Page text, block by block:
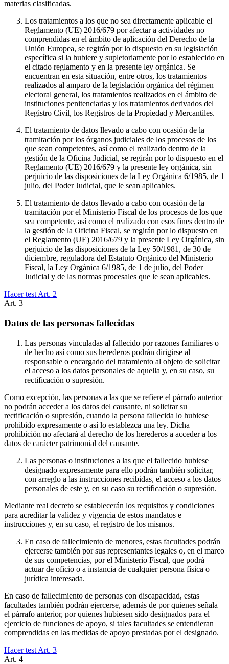
materias clasificadas.
Los tratamientos a los que no sea directamente aplicable el
Reglamento (UE) 2016/679 por afectar a actividades no
comprendidas en el ámbito de aplicación del Derecho de la
Unión Europea, se regirán por lo dispuesto en su legislación
específica si la hubiere y supletoriamente por lo establecido en
el citado reglamento y en la presente ley orgánica. Se
encuentran en esta situación, entre otros, los tratamientos
realizados al amparo de la legislación orgánica del régimen
electoral general, los tratamientos realizados en el ámbito de
instituciones penitenciarias y los tratamientos derivados del
Registro Civil, los Registros de la Propiedad y Mercantiles.
El tratamiento de datos llevado a cabo con ocasión de la
tramitación por los órganos judiciales de los procesos de los
que sean competentes, así como el realizado dentro de la
gestión de la Oficina Judicial, se regirán por lo dispuesto en el
Reglamento (UE) 2016/679 y la presente ley orgánica, sin
perjuicio de las disposiciones de la Ley Orgánica 6/1985, de 1
julio, del Poder Judicial, que le sean aplicables.
El tratamiento de datos llevado a cabo con ocasión de la
tramitación por el Ministerio Fiscal de los procesos de los que
sea competente, así como el realizado con esos fines dentro de
la gestión de la Oficina Fiscal, se regirán por lo dispuesto en
el Reglamento (UE) 2016/679 y la presente Ley Orgánica, sin
perjuicio de las disposiciones de la Ley 50/1981, de 30 de
diciembre, reguladora del Estatuto Orgánico del Ministerio
Fiscal, la Ley Orgánica 6/1985, de 1 de julio, del Poder
Judicial y de las normas procesales que le sean aplicables.
Hacer test Art. 2
Art. 3
Datos de las personas fallecidas
Las personas vinculadas al fallecido por razones familiares o
de hecho así como sus herederos podrán dirigirse al
responsable o encargado del tratamiento al objeto de solicitar
el acceso a los datos personales de aquella y, en su caso, su
rectificación o supresión.
Como excepción, las personas a las que se refiere el párrafo anterior
no podrán acceder a los datos del causante, ni solicitar su
rectificación o supresión, cuando la persona fallecida lo hubiese
prohibido expresamente o así lo establezca una ley. Dicha
prohibición no afectará al derecho de los herederos a acceder a los
datos de carácter patrimonial del causante.
Las personas o instituciones a las que el fallecido hubiese
designado expresamente para ello podrán también solicitar,
con arreglo a las instrucciones recibidas, el acceso a los datos
personales de este y, en su caso su rectificación o supresión.
Mediante real decreto se establecerán los requisitos y condiciones
para acreditar la validez y vigencia de estos mandatos e
instrucciones y, en su caso, el registro de los mismos.
En caso de fallecimiento de menores, estas facultades podrán
ejercerse también por sus representantes legales o, en el marco
de sus competencias, por el Ministerio Fiscal, que podrá
actuar de oficio o a instancia de cualquier persona física o
jurídica interesada.
En caso de fallecimiento de personas con discapacidad, estas
facultades también podrán ejercerse, además de por quienes señala
el párrafo anterior, por quienes hubiesen sido designados para el
ejercicio de funciones de apoyo, si tales facultades se entendieran
comprendidas en las medidas de apoyo prestadas por el designado.
Hacer test Art. 3
Art. 4